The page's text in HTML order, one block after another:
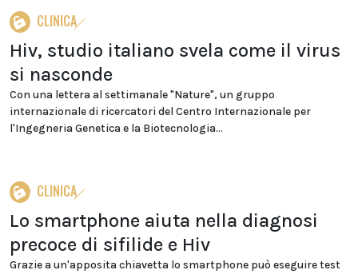
CLINICA
Hiv, studio italiano svela come il virus
si nasconde
Con una lettera al settimanale "Nature", un gruppo
internazionale di ricercatori del Centro Internazionale per
l'Ingegneria Genetica e la Biotecnologia...
CLINICA
Lo smartphone aiuta nella diagnosi
precoce di sifilide e Hiv
Grazie a un'apposita chiavetta lo smartphone può eseguire test